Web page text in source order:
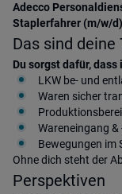
Adecco
Staplerfahrer (m/w/
Das sind
Du sorgst dafür,
LKW be- und
Waren sicher
Wareneingang
Bewegungen im
Ohne dich steht der
Perspektiven